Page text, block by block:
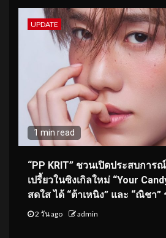
UPDATE
1 min read
“PP KRIT” ชวนเปิดประสบกา
เปรี้ยวในซิงเกิลใหม่ “Your
สดใส ได้ “ต้าเหนิง” และ “ณิชา”
2 วัน ago admin